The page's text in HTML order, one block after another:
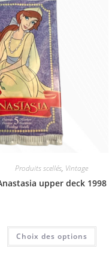
Produits scellés, Vintage
upper deck 1998
Choix des options